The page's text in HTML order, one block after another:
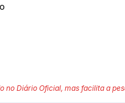
no Diário Oficial, mas facilita a